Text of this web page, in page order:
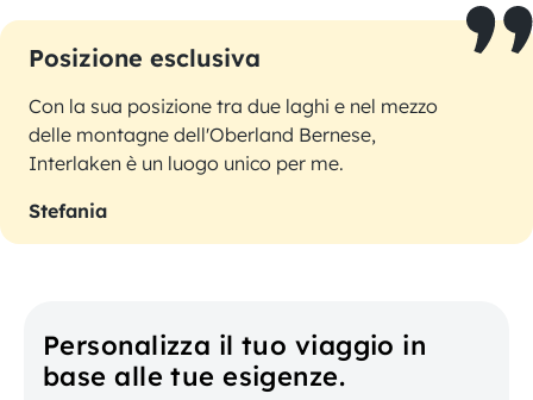
Posizione esclusiva
Con la sua posizione tra due laghi e nel mezzo
delle montagne dell'Oberland Bernese,
Interlaken è un luogo unico per me.
Stefania
Personalizza il tuo viaggio in
base alle tue esigenze.